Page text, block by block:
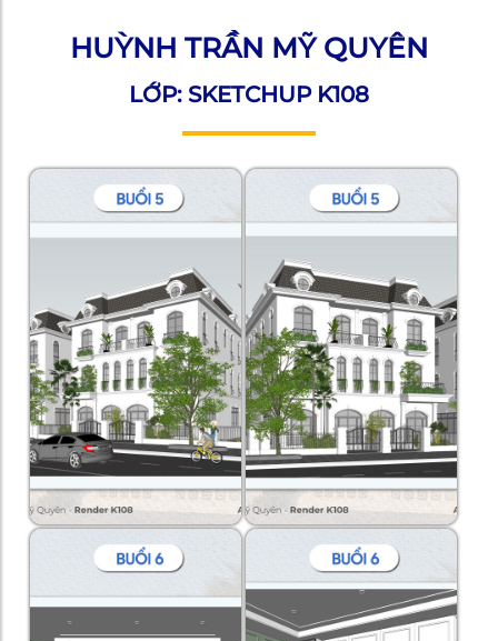
HUỲNH TRẦN MỸ QUYÊN
LỚP: SKETCHUP K108